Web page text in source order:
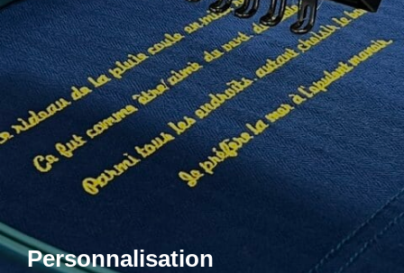
Personnalisation